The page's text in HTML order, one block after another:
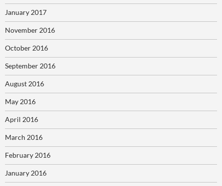
January 2017
November 2016
October 2016
September 2016
August 2016
May 2016
April 2016
March 2016
February 2016
January 2016